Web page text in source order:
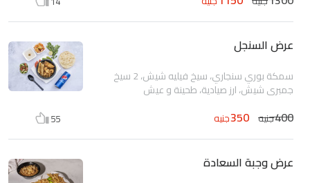
عرض السنجل
سمكة بوري سنجاري، سيخ فيليه شيش، 2 سيخ
جمبري شيش، ارز صيادية، طحينة و عيش
400جنيه 350جنيه 55
عرض وجبة السعادة